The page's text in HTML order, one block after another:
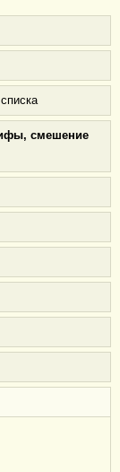
смешение